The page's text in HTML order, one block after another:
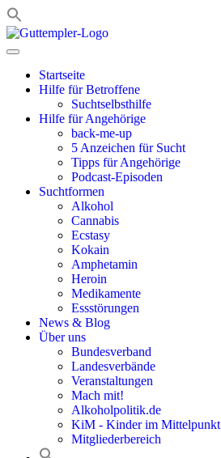
Zum
Inhalt
Startseite
Hilfe für Betroffene
Suchtselbsthilfe
Hilfe für Angehörige
back-me-up
5 Anzeichen für Sucht
Tipps für Angehörige
Podcast-Episoden
Suchtformen
Alkohol
Cannabis
Ecstasy
Kokain
Amphetamin
Heroin
Medikamente
Essstörungen
News & Blog
Über uns
Bundesverband
Landesverbände
Veranstaltungen
Mach mit!
Alkoholpolitik.de
KiM - Kinder im Mittelpunkt
Mitgliederbereich